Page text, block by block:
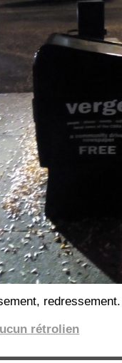
redressement.
rétrolien